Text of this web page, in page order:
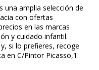
una amplia selección de
con ofertas
en las marcas
y cuidado infantil.
si lo prefieres, recoge
en C/Pintor Picasso,1.